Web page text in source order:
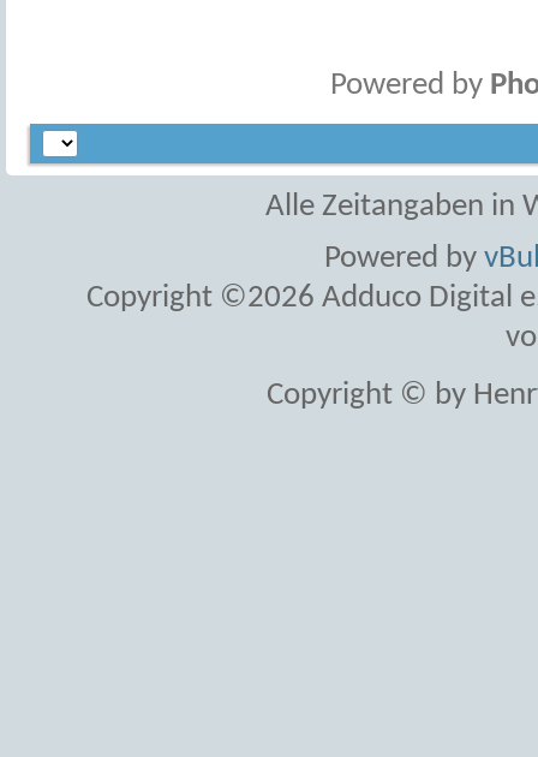
Powered by
Alle Zeitangaben in
Powered by
Copyright ©2026 Adduco Digital
Copyright © by